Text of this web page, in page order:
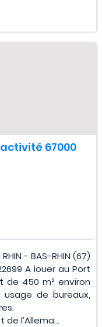
67000
- BAS-RHIN (67)
A louer au Port
de 450 m² environ
de bureaux,
de l’Allema...